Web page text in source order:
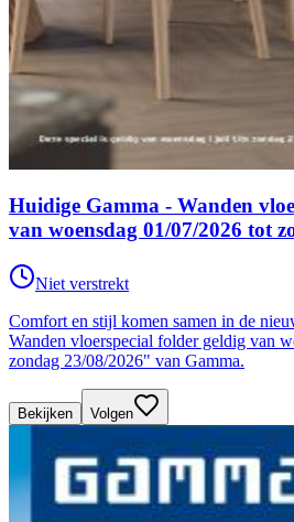
Huidige Gamma - Wanden
van woensdag 01/07/2026 tot
Niet verstrekt
Comfort en stijl komen samen in de
Wanden vloerspecial folder geldig van
zondag 23/08/2026" van Gamma.
Bekijken Volgen